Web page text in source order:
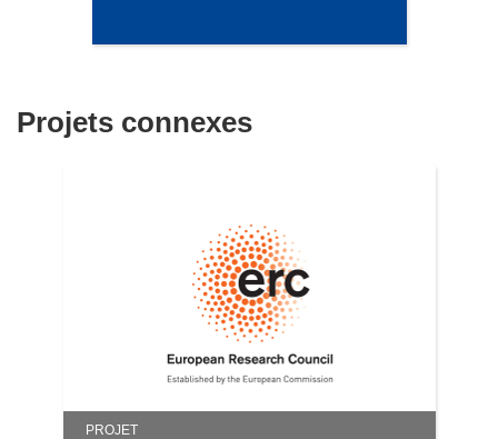
Projets connexes
PROJET